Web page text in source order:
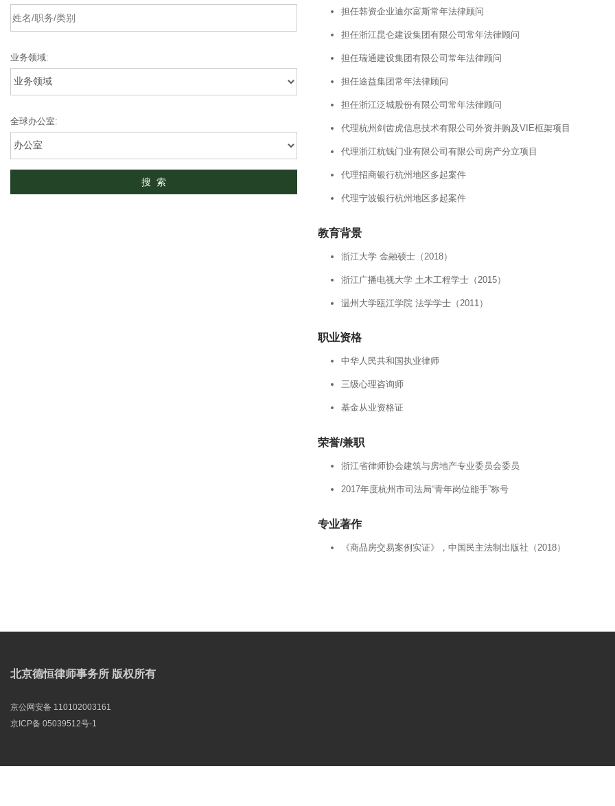
业务领域:
全球办公室:
担任韩资企业迪尔富斯常年法律顾问
担任浙江昆仑建设集团有限公司常年法律顾问
担任瑞通建设集团有限公司常年法律顾问
担任途益集团常年法律顾问
担任浙江泛城股份有限公司常年法律顾问
代理杭州剑齿虎信息技术有限公司外资并购及VIE框架项目
代理浙江杭钱门业有限公司有限公司房产分立项目
代理招商银行杭州地区多起案件
代理宁波银行杭州地区多起案件
教育背景
浙江大学 金融硕士（2018）
浙江广播电视大学 土木工程学士（2015）
温州大学瓯江学院 法学学士（2011）
职业资格
中华人民共和国执业律师
三级心理咨询师
基金从业资格证
荣誉/兼职
浙江省律师协会建筑与房地产专业委员会委员
2017年度杭州市司法局“青年岗位能手”称号
专业著作
《商品房交易案例实证》，中国民主法制出版社（2018）
北京德恒律师事务所 版权所有
京公网安备 110102003161
京ICP备 05039512号-1